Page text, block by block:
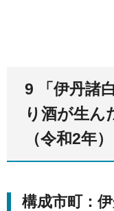
9 「伊丹諸
り酒が生ん
（令和2年）
構成市町：